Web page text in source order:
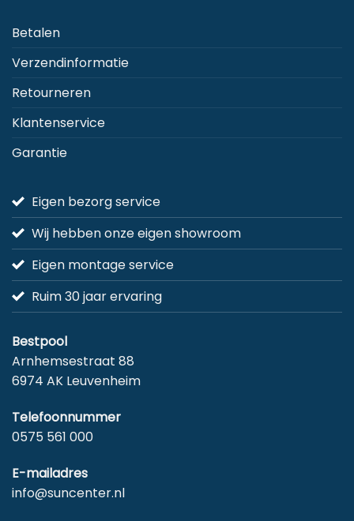
Betalen
Verzendinformatie
Retourneren
Klantenservice
Garantie
Eigen bezorg service
Wij hebben onze eigen showroom
Eigen montage service
Ruim 30 jaar ervaring
Bestpool
Arnhemsestraat 88
6974 AK Leuvenheim
Telefoonnummer
0575 561 000
E-mailadres
info@suncenter.nl